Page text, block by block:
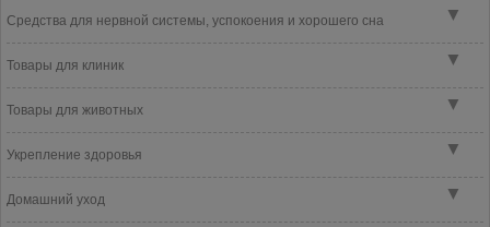
▼
Средства для нервной системы, успокоения и хорошего сна
▼
Товары для клиник
▼
Товары для животных
▼
Укрепление здоровья
▼
Домашний уход